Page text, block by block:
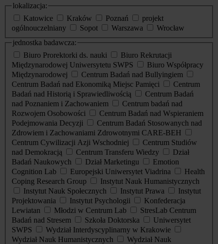
lokalizacja:
Katowice
Kraków Poznań
projekt
ogólnouczelniany
Sopot Warszawa
Wrocław
jednostka badawcza:
Biuro Prorektorki ds. nauki
Biuro Rekrutacji
Międzynarodowej Uniwersytetu SWPS
Biuro Współpracy
Międzynarodowej
Centrum Badań nad Bullyingiem
Centrum Badań nad Ekonomiką Miejsc Pamięci
Centrum
Badań nad Historią i Sprawiedliwością
Centrum Badań
nad Poznaniem i Zachowaniem
Centrum badań nad
Rozwojem Osobowości
Centrum Badań nad Wspieraniem
Podejmowania Decyzji
Centrum Badań Stosowanych nad
Zdrowiem i Zachowaniami Zdrowotnymi CARE-BEH
Centrum Cywilizacji Azji Wschodniej
Centrum Studiów
nad Demokracją
Centrum Transferu Wiedzy
Dział
Badań Naukowych
Dział Marketingu
Emotion
Cognition Lab
Europejski Uniwersytet Viadrina
Health
Coping Research Group
Instytut Nauk Humanistycznych
Instytut Nauk Społecznych
Instytut Prawa
Instytut
Projektowania
Instytut Psychologii
Konfederacja
Lewiatan
Młodzi w Centrum Lab
StresLab Centrum
Badań nad Stresem
Szkoła Doktorska
Uniwersytet
SWPS
Wydział Interdyscyplinarny w Krakowie
Wydział Nauk Humanistycznych
Wydział Nauk